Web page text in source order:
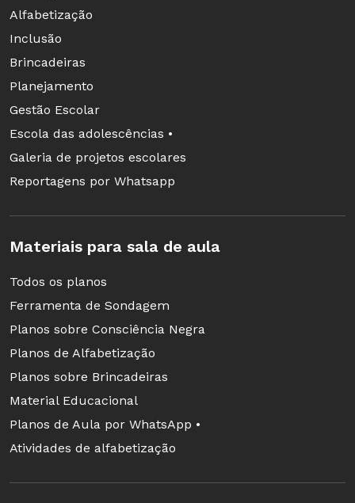
Alfabetização
Inclusão
Brincadeiras
Planejamento
Gestão Escolar
Escola das adolescências •
Galeria de projetos escolares
Reportagens por Whatsapp
Materiais para sala de aula
Todos os planos
Ferramenta de Sondagem
Planos sobre Consciência Negra
Planos de Alfabetização
Planos sobre Brincadeiras
Material Educacional
Planos de Aula por WhatsApp •
Atividades de alfabetização